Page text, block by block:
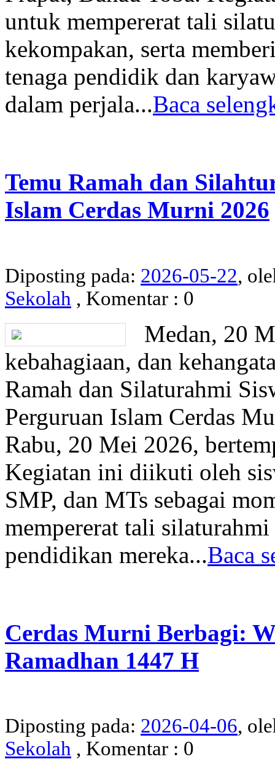
untuk mempererat tali
kekompakan, serta
tenaga pendidik dan
dalam perjala...Baca
Temu Ramah dan
Islam Cerdas Murni 2026
Diposting pada: 2026-05-22,
Sekolah , Komentar : 0
Medan, 20
kebahagiaan, dan
Ramah dan Silaturahmi
Perguruan Islam Cerdas
Rabu, 20 Mei 2026,
Kegiatan ini diikuti oleh
SMP, dan MTs sebagai
mempererat tali
pendidikan mereka...Baca
Cerdas Murni Berbagi:
Ramadhan 1447 H
Diposting pada: 2026-04-06,
Sekolah , Komentar : 0